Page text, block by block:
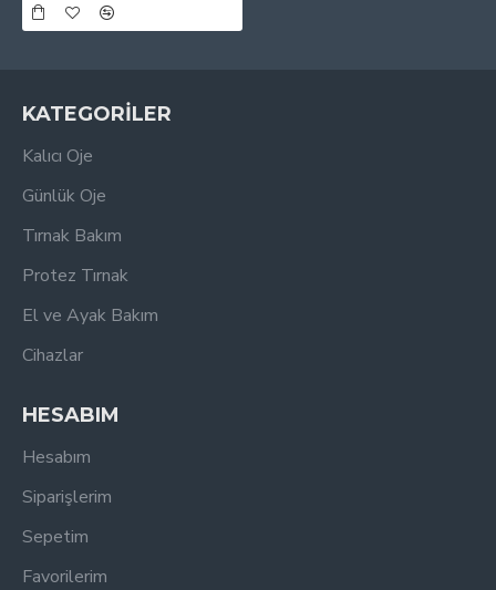
KATEGORİLER
Kalıcı Oje
Günlük Oje
Tırnak Bakım
Protez Tırnak
El ve Ayak Bakım
Cihazlar
HESABIM
Hesabım
Siparişlerim
Sepetim
Favorilerim